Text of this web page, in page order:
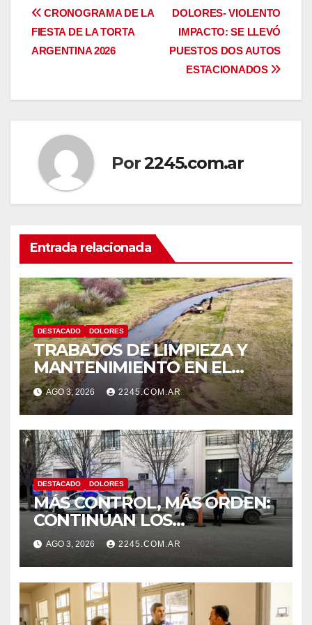
Navegación
de
DOLORES- VIOLENTO
IMPACTO: SE LLEVÓ
PUESTOS DOS AUTOS
ESTACIONADOS
CRONOGRAMA DE LA
FIESTA DE LA TORTA
ARGENTINA 2026
Por2245.com.ar
Entrada relacionada
DESTACADO DOLORES
TRABAJOS DE LIMPIEZA Y
MANTENIMIENTO EN EL
CANAL LA PICASA
AGO 3, 2026 2245.COM.AR
DESTACADO DOLORES
MÁS CONTROL, MÁS ORDEN:
CONTINÚAN LOS
OPERATIVOS PREVENTIVOS
DE TRÁNSITO EN DOLORES
AGO 3, 2026 2245.COM.AR